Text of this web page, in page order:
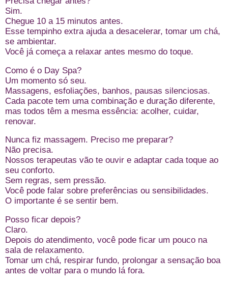
Sim.
Chegue 10 a 15 minutos antes.
Esse tempinho extra ajuda a desacelerar, tomar um chá,
se ambientar.
Você já começa a relaxar antes mesmo do toque.
Como é o Day Spa?
Um momento só seu.
Massagens, esfoliações, banhos, pausas silenciosas.
Cada pacote tem uma combinação e duração diferente,
mas todos têm a mesma essência: acolher, cuidar,
renovar.
Nunca fiz massagem. Preciso me preparar?
Não precisa.
Nossos terapeutas vão te ouvir e adaptar cada toque ao
seu conforto.
Sem regras, sem pressão.
Você pode falar sobre preferências ou sensibilidades.
O importante é se sentir bem.
Posso ficar depois?
Claro.
Depois do atendimento, você pode ficar um pouco na
sala de relaxamento.
Tomar um chá, respirar fundo, prolongar a sensação boa
antes de voltar para o mundo lá fora.